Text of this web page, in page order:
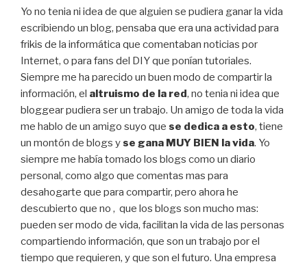
Yo no tenia ni idea de que alguien se pudiera ganar la vida
escribiendo un blog, pensaba que era una actividad para
frikis de la informática que comentaban noticias por
Internet, o para fans del DIY que ponían tutoriales.
Siempre me ha parecido un buen modo de compartir la
información, el altruismo de la red, no tenia ni idea que
bloggear pudiera ser un trabajo. Un amigo de toda la vida
me hablo de un amigo suyo que se dedica a esto, tiene
un montón de blogs yse gana MUY BIEN la vida. Yo
siempre me había tomado los blogs como un diario
personal, como algo que comentas mas para
desahogarte que para compartir, pero ahora he
descubierto que no , que los blogs son mucho mas:
pueden ser modo de vida, facilitan la vida de las personas
compartiendo información, que son un trabajo por el
tiempo que requieren, y que son el futuro. Una empresa